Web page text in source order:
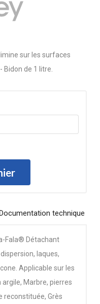
sur les surfaces
de 1 litre.
technique
Fala® Détachant
laques,
Applicable sur les
Marbre, pierres
reconstituée, Grès